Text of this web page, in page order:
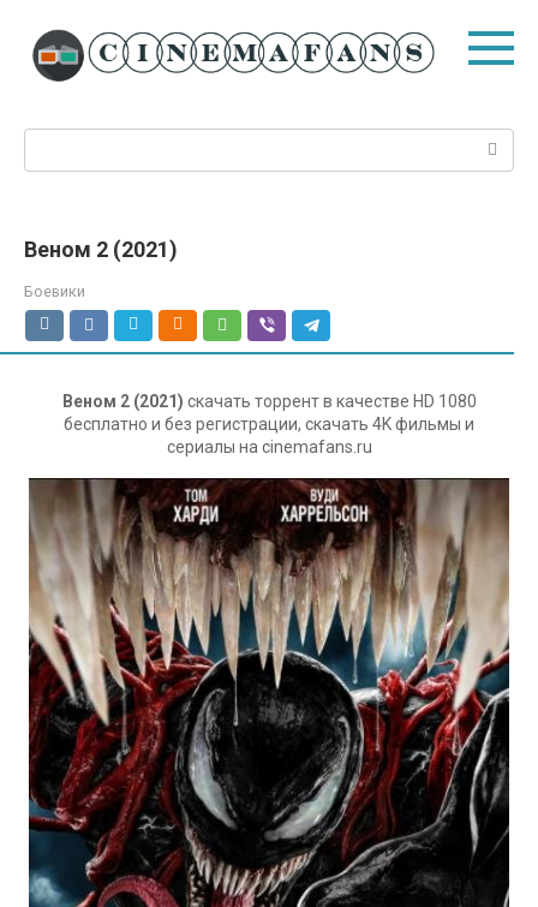
контенту
Веном 2 (2021)
Боевики
Веном 2 (2021) скачать торрент в качестве HD 1080
бесплатно и без регистрации, скачать 4K фильмы и
сериалы на cinemafans.ru